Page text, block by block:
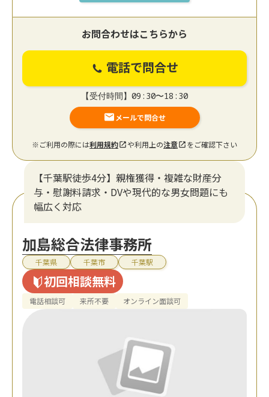
お問合わせはこちらから
電話で問合せ
【受付時間】09:30〜18:30
メールで問合せ
※ご利用の際には利用規約 や利用上の注意 をご確認下さい
【千葉駅徒歩4分】親権獲得・複雑な財産分
与・慰謝料請求・DVや現代的な男女問題にも
幅広く対応
加島総合法律事務所
千葉県 千葉市 千葉駅
初回相談無料
電話相談可 来所不要 オンライン面談可